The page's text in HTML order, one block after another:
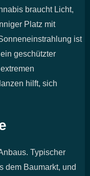
braucht Licht,
Platz mit
ist
geschützter
hilft, sich
Typischer
dem Baumarkt, und